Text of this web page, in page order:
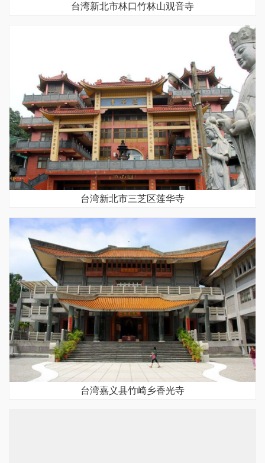
台湾新北市林口竹林山观音寺
台湾新北市三芝区莲华寺
台湾嘉义县竹崎乡香光寺